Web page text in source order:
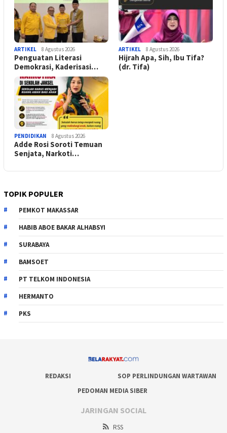
ARTIKEL 8 Agustus 2026
Penguatan Literasi
Demokrasi, Kaderisasi…
ARTIKEL 8 Agustus 2026
Hijrah Apa, Sih, Ibu Tifa?
(dr. Tifa)
PENDIDIKAN 8 Agustus 2026
Adde Rosi Soroti Temuan
Senjata, Narkoti…
TOPIK POPULER
PEMKOT MAKASSAR
HABIB ABOE BAKAR ALHABSYI
SURABAYA
BAMSOET
PT TELKOM INDONESIA
HERMANTO
PKS
REDAKSI
SOP PERLINDUNGAN WARTAWAN
PEDOMAN MEDIA SIBER
JARINGAN SOCIAL
RSS